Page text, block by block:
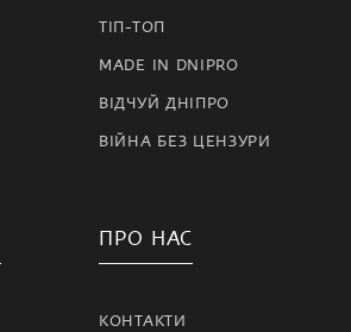
ТІП-ТОП
MADE IN DNIPRO
ВІДЧУЙ ДНІПРО
ВІЙНА БЕЗ ЦЕНЗУРИ
ПРО НАС
КОНТАКТИ